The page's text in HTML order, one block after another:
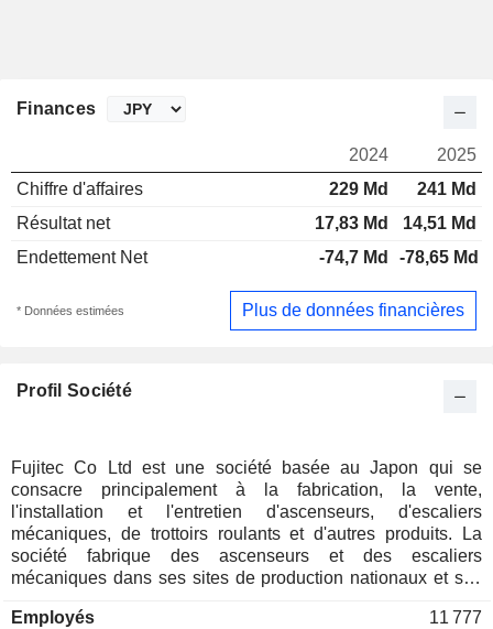
Finances
2024
2025
Chiffre d'affaires
229 Md
241 Md
Résultat net
17,83 Md
14,51 Md
Endettement Net
-74,7 Md -78,65 Md
* Données estimées Plus de données financières
Profil Société
Fujitec Co Ltd est une société basée au Japon qui se
consacre principalement à la fabrication, la vente,
l'installation et l'entretien d'ascenseurs, d'escaliers
mécaniques, de trottoirs roulants et d'autres produits. La
société fabrique des ascenseurs et des escaliers
mécaniques dans ses sites de production nationaux et ses
en Asie de l'Est et en Asie du Sud. La société vend, installe
Employés 11 777